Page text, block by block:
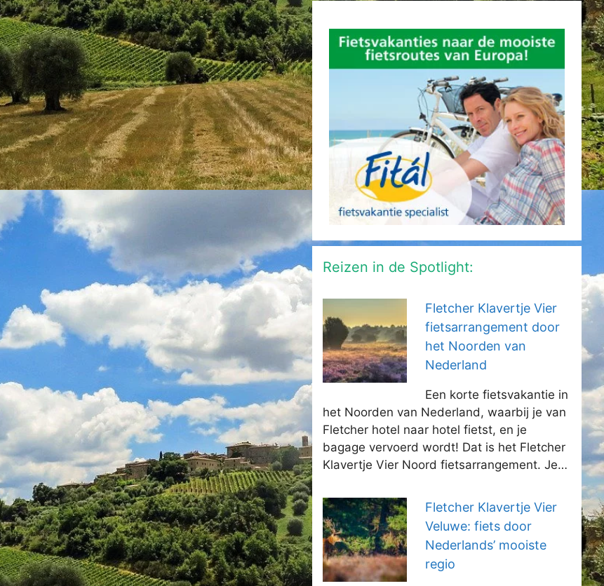
Reizen in de Spotlight:
Fletcher Klavertje Vier
fietsarrangement door
het Noorden van
Nederland
Een korte fietsvakantie in
het Noorden van Nederland, waarbij je van
Fletcher hotel naar hotel fietst, en je
bagage vervoerd wordt! Dat is het Fletcher
Klavertje Vier Noord fietsarrangement. Je…
Fletcher Klavertje Vier
Veluwe: fiets door
Nederlands’ mooiste
regio